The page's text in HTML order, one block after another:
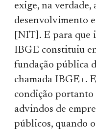
exige, na verdade,
desenvolvimento
[NIT]. E para que
IBGE constituiu
fundação pública
chamada IBGE+.
condição portanto
advindos de
públicos, quando